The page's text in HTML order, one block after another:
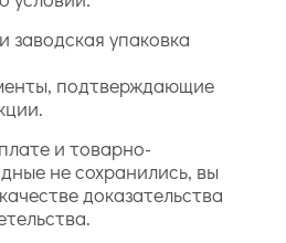
заводская упаковка
подтверждающие
и товарно-
не сохранились, вы
доказательства